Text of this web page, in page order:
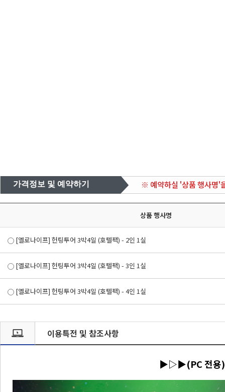
가격정보 및 예약하기 ※ 예약하실 '상품 행사명'
상품 행사명
[옐로나이프] 헌팅투어 3박4일 (호텔팩) - 2인 1실
[옐로나이프] 헌팅투어 3박4일 (호텔팩) - 3인 1실
[옐로나이프] 헌팅투어 3박4일 (호텔팩) - 4인 1실
이용특전 및 참조사항
▶▷▶(PC 전